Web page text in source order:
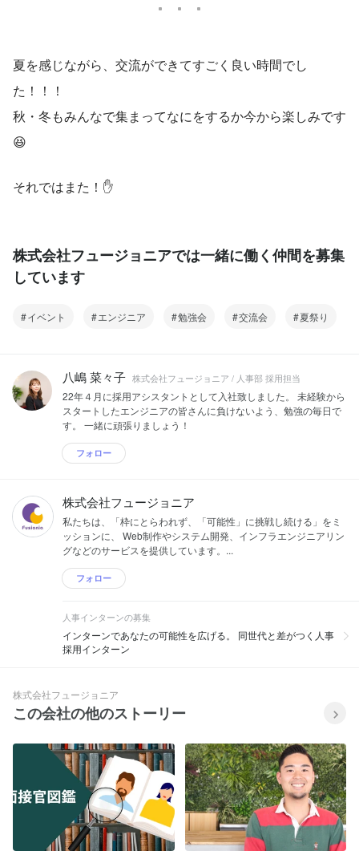
夏を感じながら、交流ができてすごく良い時間でし
た！！！
秋・冬もみんなで集まってなにをするか今から楽しみです
😆
それではまた！✋
株式会社フュージョニアでは一緒に働く仲間を募集
しています
イベント エンジニア 勉強会 交流会 夏祭り
八嶋 菜々子 株式会社フュージョニア / 人事部 採用担当
22年４月に採用アシスタントとして入社致しました。 未経験から
スタートしたエンジニアの皆さんに負けないよう、勉強の毎日で
す。 一緒に頑張りましょう！
フォロー
株式会社フュージョニア
私たちは、「枠にとらわれず、「可能性」に挑戦し続ける」をミ
ッションに、 Web制作やシステム開発、インフラエンジニアリン
グなどのサービスを提供しています。...
フォロー
人事インターンの募集
インターンであなたの可能性を広げる。 同世代と差がつく人事
採用インターン
株式会社フュージョニア
この会社の他のストーリー